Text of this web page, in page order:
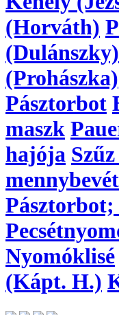
(Horváth)
(Dulánszky)
(Prohászka)
Pásztorbot
maszk
hajója
Pásztorbot;
Nyomóklisé
(Kápt. H.)